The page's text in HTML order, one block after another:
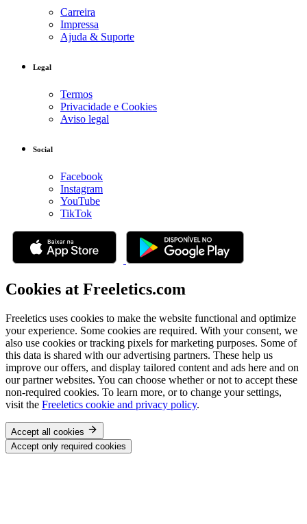
Carreira
Impressa
Ajuda & Suporte
Legal
Termos
Privacidade e Cookies
Aviso legal
Social
Facebook
Instagram
YouTube
TikTok
Cookies at Freeletics.com
Freeletics uses cookies to make the website functional and optimize
your experience. Some cookies are required. With your consent, we
also use cookies or tracking pixels for marketing purposes. Some of
this data is shared with our advertising partners. These help us
improve our offers, and display tailored content and ads here and on
our partner websites. You can choose whether or not to accept these
non-required cookies. To learn more, or to change your settings,
visit the Freeletics cookie and privacy policy.
Accept all cookies
Accept only required cookies